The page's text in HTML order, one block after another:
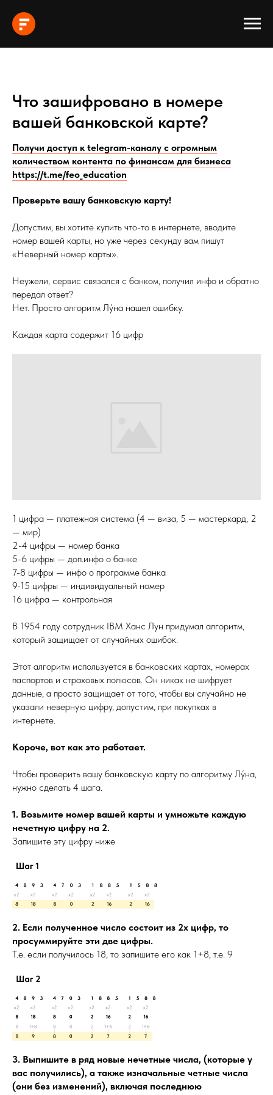
Что зашифровано в номере
вашей банковской карте?
Получи доступ к telegram-каналу с огромным
количеством контента по финансам для бизнеса
https://t.me/feo_education
Проверьте вашу банковскую карту!
Допустим, вы хотите купить что-то в интернете, вводите
номер вашей карты, но уже через секунду вам пишут
«Неверный номер карты».
Неужели, сервис связался с банком, получил инфо и обратно
передал ответ?
Нет. Просто алгоритм Лýна нашел ошибку.
Каждая карта содержит 16 цифр
1 цифра — платежная система (4 — виза, 5 — мастеркард, 2
— мир)
2-4 цифры — номер банка
5-6 цифры — доп.инфо о банке
7-8 цифры — инфо о программе банка
9-15 цифры — индивидуальный номер
16 цифра — контрольная
В 1954 году сотрудник IBM Ханс Лун придумал алгоритм,
который защищает от случайных ошибок.
Этот алгоритм используется в банковских картах, номерах
паспортов и страховых полюсов. Он никак не шифрует
данные, а просто защищает от того, чтобы вы случайно не
указали неверную цифру, допустим, при покупках в
интернете.
Короче, вот как это работает.
Чтобы проверить вашу банковскую карту по алгоритму Лýна,
нужно сделать 4 шага.
1. Возьмите номер вашей карты и умножьте каждую
нечетную цифру на 2.
Запишите эту цифру ниже
2. Если полученное число состоит из 2х цифр, то
просуммируйте эти две цифры.
Т.е. если получилось 18, то запишите его как 1+8, т.е. 9
3. Выпишите в ряд новые нечетные числа, (которые у
вас получились), а также изначальные четные числа
(они без изменений), включая последнюю